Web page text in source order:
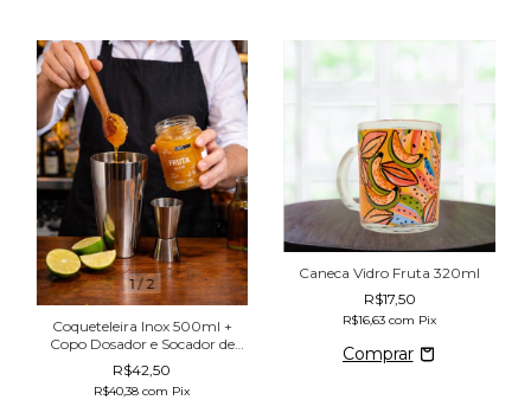
1/2
Coqueteleira Inox 500ml +
Copo Dosador e Socador de
Madeira
R$42,50
R$40,38 com Pix
Caneca Vidro Fruta 320ml
R$17,50
R$16,63 com Pix